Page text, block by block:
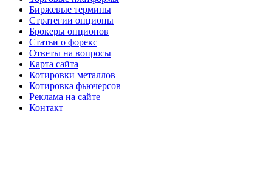
Биржевые термины
Стратегии опционы
Брокеры опционов
Статьи о форекс
Ответы на вопросы
Карта сайта
Котировки металлов
Котировка фьючерсов
Реклама на сайте
Контакт